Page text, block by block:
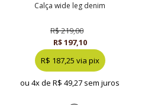
calça wide leg denim
R$ 219,00
R$ 197,10
R$ 187,25 via pix
ou 4x de R$ 49,27 sem juros